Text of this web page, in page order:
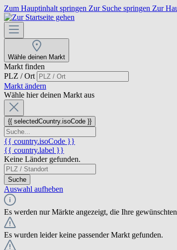
Zum Hauptinhalt springen Zur Suche springen Zur
Wähle deinen Markt
Markt finden
PLZ / Ort
Markt ändern
Wähle hier deinen Markt aus
{{ selectedCountry.isoCode }}
{{ country.isoCode }}
{{ country.label }}
Keine Länder gefunden.
Suche
Auswahl aufheben
Es werden nur Märkte angezeigt, die Ihre
Es wurden leider keine passender Markt gefunden.